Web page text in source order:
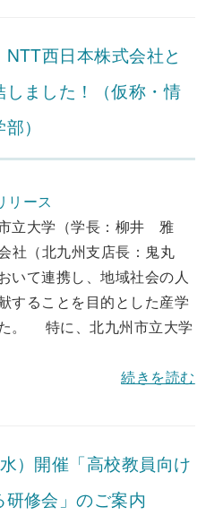
西日本株式会社と
ました！（仮称・情
）
リース
立大学（学長：柳井 雅
社（北九州支店長：鬼丸
いて連携し、地域社会の人
することを目的とした産学
。 特に、北九州市立大学
続きを読む
）開催「高校教員向け
修会」のご案内